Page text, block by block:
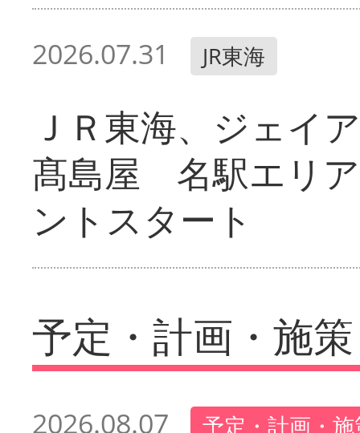
2026.07.31 JR東海
ＪＲ東海、ジェイ
髙島屋 名駅エリ
ントスタート
予定・計画・施策
2026.08.07 予定・計画・